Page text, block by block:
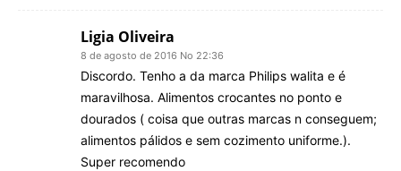
Ligia Oliveira
8 de agosto de 2016 No 22:36
Discordo. Tenho a da marca Philips walita e é
maravilhosa. Alimentos crocantes no ponto e
dourados ( coisa que outras marcas n conseguem;
alimentos pálidos e sem cozimento uniforme.).
Super recomendo